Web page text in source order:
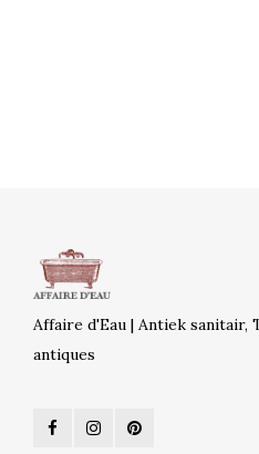
Affaire d'Eau | Antiek
antiques